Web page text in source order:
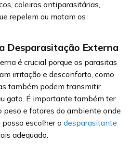
coleiras antiparasitárias,
repelem ou matam os
Desparasitação Externa
é crucial porque os parasitas
irritação e desconforto, como
também podem transmitir
gato. É importante também ter
peso e fatores do ambiente onde
escolher o desparasitante
adequado.